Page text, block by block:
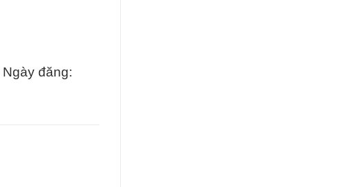
đăng: